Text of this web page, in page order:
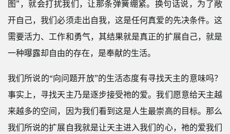
图”，就会打扰我们，让那条弹簧绷紧。换句话说，为了敞
开自己，我们必须走出自我，这是任何真爱的先决条件。这
需要活力、工作和勇气，其结果就是真正的扩展自己，就是
一种曝露却自由的存在，是奉献的生活。
我们所说的“向问题开放”的生活态度有寻找天主的意味吗？
事实上，寻找天主乃是逐步接受祂的爱。我们愿意给天主越
来越多的空间，因为我们看到这是人生最崇高的目标。那么
我们所说的扩展自我就是让天主进入我们的心，祂的爱我们